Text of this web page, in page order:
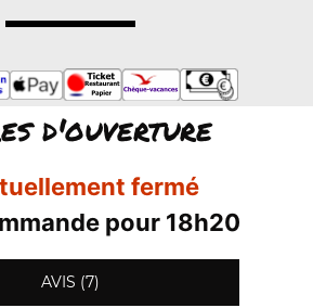
d'ouverture
fermé
pour 18h20
AVIS (7)